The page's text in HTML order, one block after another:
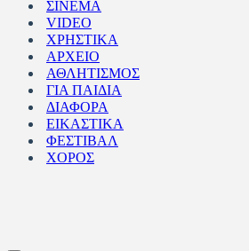
ΣΙΝΕΜΑ
VIDEO
ΧΡΗΣΤΙΚΑ
ΑΡΧΕΙΟ
ΑΘΛΗΤΙΣΜΟΣ
ΓΙΑ ΠΑΙΔΙΑ
ΔΙΑΦΟΡΑ
ΕΙΚΑΣΤΙΚΑ
ΦΕΣΤΙΒΑΛ
ΧΟΡΟΣ